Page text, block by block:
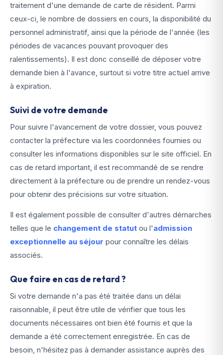
traitement d'une demande de carte de résident. Parmi
ceux-ci, le nombre de dossiers en cours, la disponibilité du
personnel administratif, ainsi que la période de l'année (les
périodes de vacances pouvant provoquer des
ralentissements). Il est donc conseillé de déposer votre
demande bien à l'avance, surtout si votre titre actuel arrive
à expiration.
Suivi de votre demande
Pour suivre l'avancement de votre dossier, vous pouvez
contacter la préfecture via les coordonnées fournies ou
consulter les informations disponibles sur le site officiel. En
cas de retard important, il est recommandé de se rendre
directement à la préfecture ou de prendre un rendez-vous
pour obtenir des précisions sur votre situation.
Il est également possible de consulter d'autres démarches
telles que le changement de statut ou l'admission
exceptionnelle au séjour pour connaître les délais
associés.
Que faire en cas de retard ?
Si votre demande n'a pas été traitée dans un délai
raisonnable, il peut être utile de vérifier que tous les
documents nécessaires ont bien été fournis et que la
demande a été correctement enregistrée. En cas de
besoin, n'hésitez pas à demander assistance auprès des